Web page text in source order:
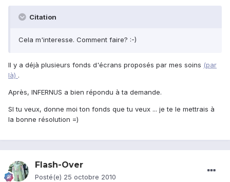
Citation
Cela m'interesse. Comment faire? :-)
Il y a déjà plusieurs fonds d'écrans proposés par mes soins (par
là) .
Après, INFERNUS a bien répondu à ta demande.
SI tu veux, donne moi ton fonds que tu veux ... je te le mettrais à
la bonne résolution =)
Flash-Over
Posté(e) 25 octobre 2010